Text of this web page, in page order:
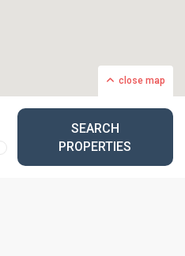
close map
SEARCH
PROPERTIES